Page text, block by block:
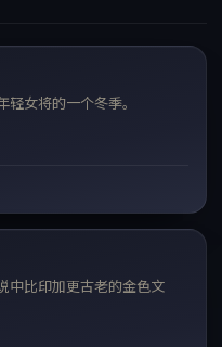
女将的一个冬季。
中比印加更古老的金色文